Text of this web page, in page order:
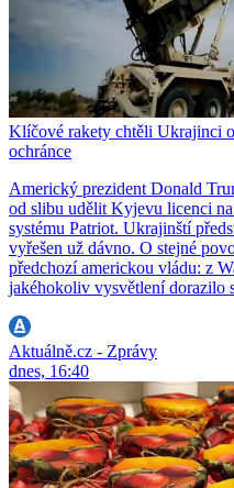
Klíčové rakety chtěli Ukrajinci
ochránce
Americký prezident Donald
od slibu udělit Kyjevu licenci
systému Patriot. Ukrajinští
vyřešen už dávno. O stejné
předchozí americkou vládu: z
jakéhokoliv vysvětlení dorazilo
Aktuálně.cz - Zprávy
dnes, 16:40